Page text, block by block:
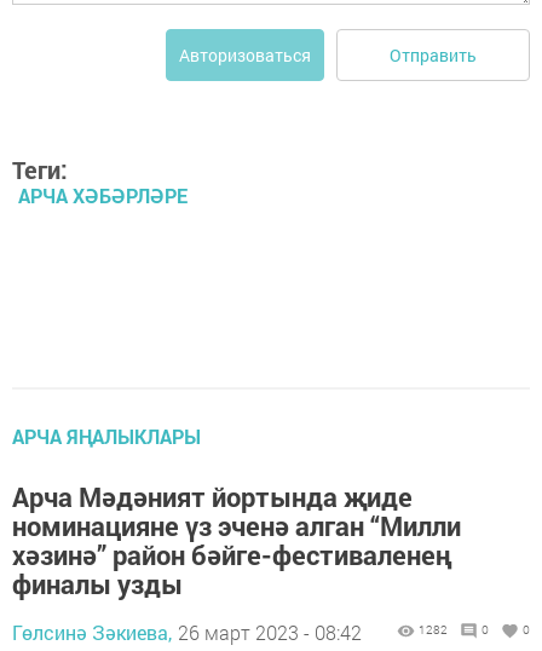
Авторизоваться Отправить
Теги:
АРЧА ХӘБӘРЛӘРЕ
АРЧА ЯҢАЛЫКЛАРЫ
Арча Мәдәният йортында җиде
номинацияне үз эченә алган “Милли
хәзинә” район бәйге-фестиваленең
финалы узды
Гөлсинә Зәкиева, 26 март 2023 - 08:42 1282 0 0